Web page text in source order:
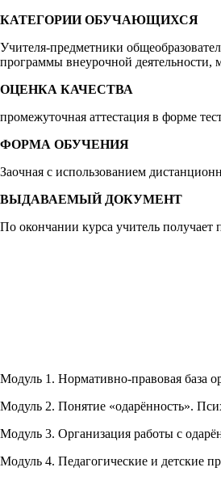
КАТЕГОРИИ ОБУЧАЮЩИХСЯ
Учителя-предметники
программы внеурочной деятельности,
ОЦЕНКА КАЧЕСТВА
промежуточная аттестация в форме
ФОРМА ОБУЧЕНИЯ
Заочная с использованием
ВЫДАВАЕМЫЙ ДОКУМЕНТ
По окончании курса учитель получает
Модуль 1. Нормативно-правовая база
Модуль 2. Понятие «одарённость».
Модуль 3. Организация работы с
Модуль 4. Педагогические и детские